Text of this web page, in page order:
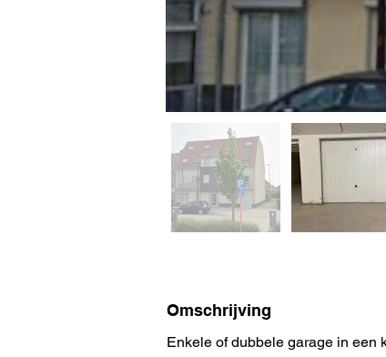
Omschrijving
Enkele of dubbele garage in een